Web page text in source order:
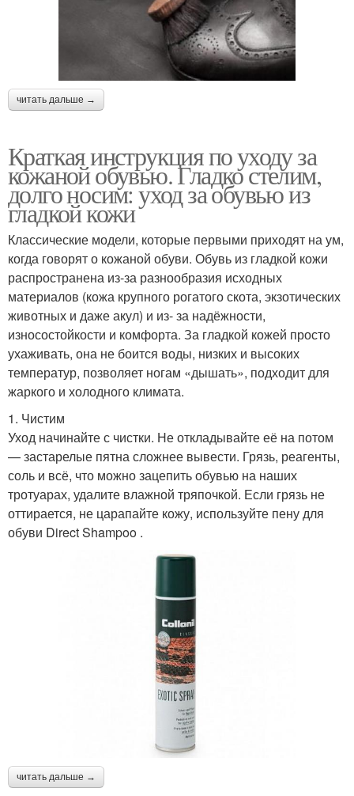
читать дальше →
Краткая инструкция по уходу за
кожаной обувью. Гладко стелим,
долго носим: уход за обувью из
гладкой кожи
Классические модели, которые первыми приходят на ум,
когда говорят о кожаной обуви. Обувь из гладкой кожи
распространена из-за разнообразия исходных
материалов (кожа крупного рогатого скота, экзотических
животных и даже акул) и из- за надёжности,
износостойкости и комфорта. За гладкой кожей просто
ухаживать, она не боится воды, низких и высоких
температур, позволяет ногам «дышать», подходит для
жаркого и холодного климата.
1. Чистим
Уход начинайте с чистки. Не откладывайте её на потом
— застарелые пятна сложнее вывести. Грязь, реагенты,
соль и всё, что можно зацепить обувью на наших
тротуарах, удалите влажной тряпочкой. Если грязь не
оттирается, не царапайте кожу, используйте пену для
обуви Direct Shampoo .
читать дальше →